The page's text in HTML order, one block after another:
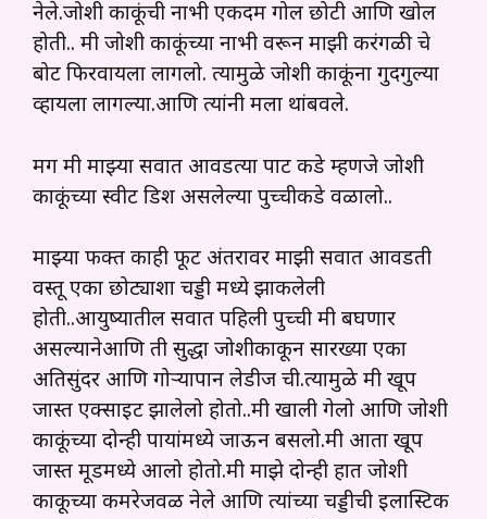
नेले.जोशी काकूंची नाभी एकदम गोल छोटी आणि खोल
होती.. मी जोशी काकूंच्या नाभी वरून माझी करंगळी चे
बोट फिरवायला लागलो. त्यामुळे जोशी काकूंना गुदगुल्या
व्हायला लागल्या.आणि त्यांनी मला थांबवले.
मग मी माझ्या सर्वात आवडत्या पार्ट कडे म्हणजे जोशी
काकूंच्या स्वीट डिश असलेल्या पुच्चीकडे वळालो..
माझ्या फक्त काही फूट अंतरावर माझी सर्वात आवडती
वस्तू एका छोट्याशा चड्डी मध्ये झाकलेली
होती..आयुष्यातील सर्वात पहिली पुच्ची मी बघणार
असल्यानेआणि ती सुद्धा जोशीकाकून सारख्या एका
अतिसुंदर आणि गोऱ्यापान लेडीज ची.त्यामुळे मी खूप
जास्त एक्साईट झालेलो होतो..मी खाली गेलो आणि जोशी
काकूंच्या दोन्ही पायांमध्ये जाऊन बसलो.मी आता खूप
जास्त मूडमध्ये आलो होतो.मी माझे दोन्ही हात जोशी
काकूच्या कमरेजवळ नेले आणि त्यांच्या चड्डीची इलास्टिक